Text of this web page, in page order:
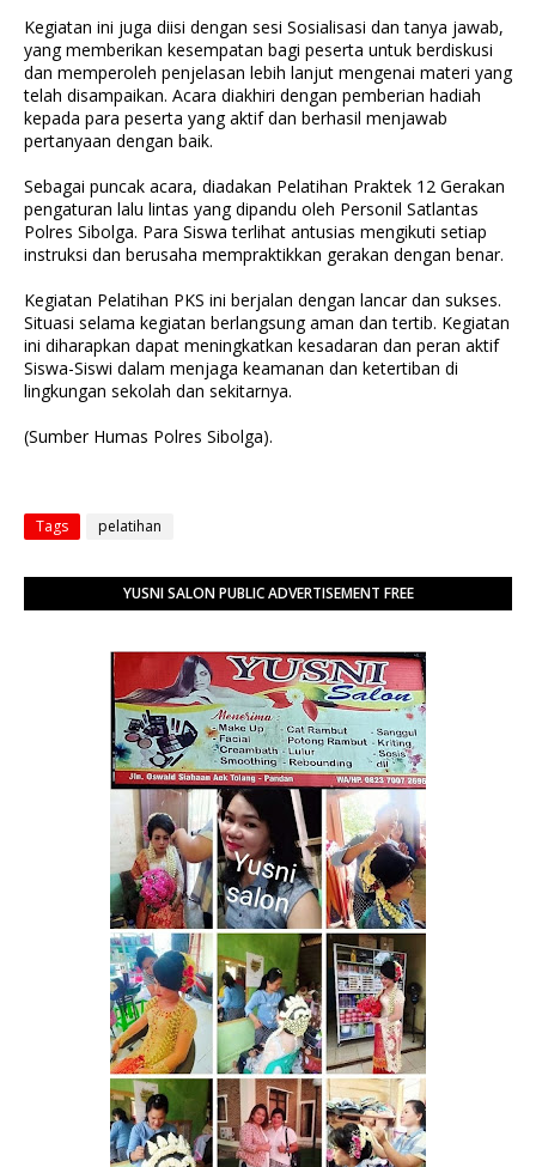
Kegiatan ini juga diisi dengan sesi Sosialisasi dan tanya jawab,
yang memberikan kesempatan bagi peserta untuk berdiskusi
dan memperoleh penjelasan lebih lanjut mengenai materi yang
telah disampaikan. Acara diakhiri dengan pemberian hadiah
kepada para peserta yang aktif dan berhasil menjawab
pertanyaan dengan baik.
Sebagai puncak acara, diadakan Pelatihan Praktek 12 Gerakan
pengaturan lalu lintas yang dipandu oleh Personil Satlantas
Polres Sibolga. Para Siswa terlihat antusias mengikuti setiap
instruksi dan berusaha mempraktikkan gerakan dengan benar.
Kegiatan Pelatihan PKS ini berjalan dengan lancar dan sukses.
Situasi selama kegiatan berlangsung aman dan tertib. Kegiatan
ini diharapkan dapat meningkatkan kesadaran dan peran aktif
Siswa-Siswi dalam menjaga keamanan dan ketertiban di
lingkungan sekolah dan sekitarnya.
(Sumber Humas Polres Sibolga).
Tags pelatihan
YUSNI SALON PUBLIC ADVERTISEMENT FREE